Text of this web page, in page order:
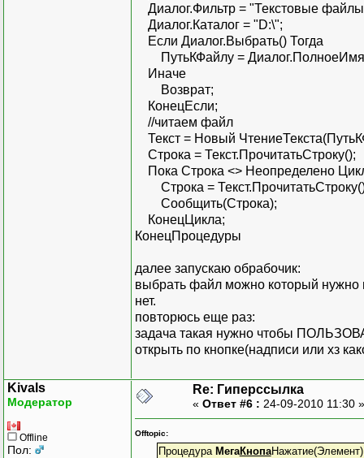
Диалог.Фильтр = "Текстовые
Диалог.Каталог = "D:\";
Если Диалог.Выбрать() Тогда
ПутьКФайлу =
Иначе
Возврат;
КонецЕсли;
//читаем файл
Текст = Новый
Строка = Текст.ПрочитатьСтроку();
Пока Строка <> Неопределено
Строка =
Сообщить(Строка);
КонецЦикла;
КонецПроцедуры
далее запускаю обрабочик:
выбрать файл можно который нужно
нет.
повторюсь еще раз:
задача такая нужно чтобы
открыть по кнопке(надписи или хз
Kivals
Модератор
Offline
Пол:
Re: Гиперссылка
« Ответ #6 : 24-09-2010 11:30
Offtopic:
Процедура МегаКнопа